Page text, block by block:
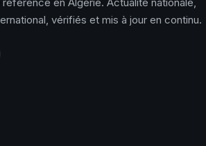
vérifiés et mis à jour en continu.